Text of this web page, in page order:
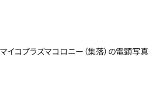
マイコプラズマコロニー（集落）の電顕写真